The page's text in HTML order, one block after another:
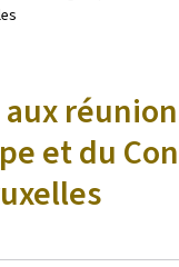
et du